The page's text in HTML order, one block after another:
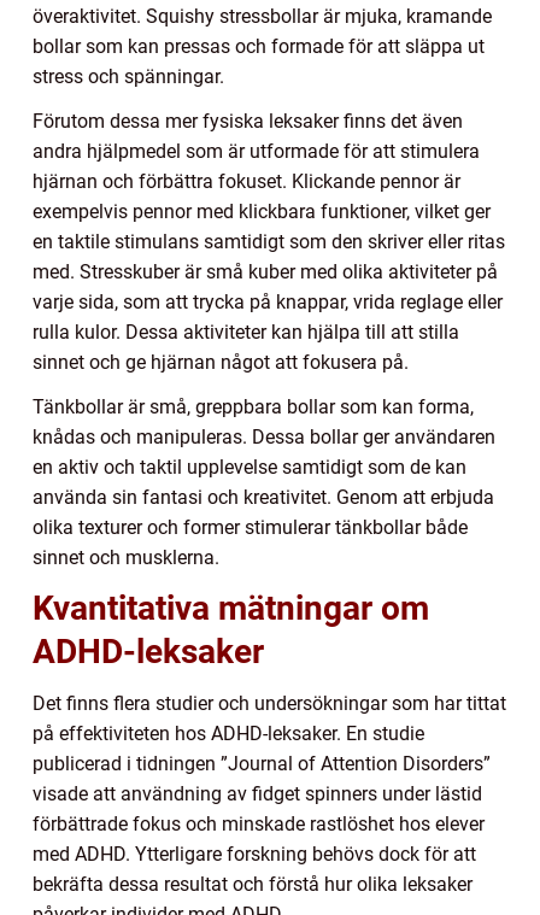
överaktivitet. Squishy stressbollar är mjuka, kramande
bollar som kan pressas och formade för att släppa ut
stress och spänningar.
Förutom dessa mer fysiska leksaker finns det även
andra hjälpmedel som är utformade för att stimulera
hjärnan och förbättra fokuset. Klickande pennor är
exempelvis pennor med klickbara funktioner, vilket ger
en taktile stimulans samtidigt som den skriver eller ritas
med. Stresskuber är små kuber med olika aktiviteter på
varje sida, som att trycka på knappar, vrida reglage eller
rulla kulor. Dessa aktiviteter kan hjälpa till att stilla
sinnet och ge hjärnan något att fokusera på.
Tänkbollar är små, greppbara bollar som kan forma,
knådas och manipuleras. Dessa bollar ger användaren
en aktiv och taktil upplevelse samtidigt som de kan
använda sin fantasi och kreativitet. Genom att erbjuda
olika texturer och former stimulerar tänkbollar både
sinnet och musklerna.
Kvantitativa mätningar om
ADHD-leksaker
Det finns flera studier och undersökningar som har tittat
på effektiviteten hos ADHD-leksaker. En studie
publicerad i tidningen ”Journal of Attention Disorders”
visade att användning av fidget spinners under lästid
förbättrade fokus och minskade rastlöshet hos elever
med ADHD. Ytterligare forskning behövs dock för att
bekräfta dessa resultat och förstå hur olika leksaker